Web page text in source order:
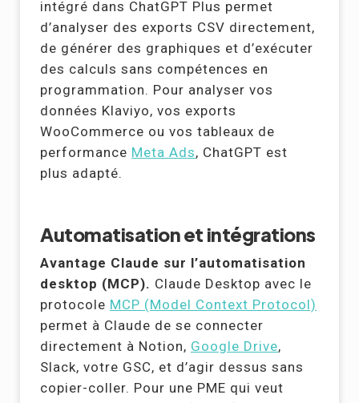
intégré dans ChatGPT Plus permet
d’analyser des exports CSV directement,
de générer des graphiques et d’exécuter
des calculs sans compétences en
programmation. Pour analyser vos
données Klaviyo, vos exports
WooCommerce ou vos tableaux de
performance Meta Ads, ChatGPT est
plus adapté.
Automatisation et intégrations
Avantage Claude sur l’automatisation
desktop (MCP). Claude Desktop avec le
protocole MCP (Model Context Protocol)
permet à Claude de se connecter
directement à Notion, Google Drive,
Slack, votre GSC, et d’agir dessus sans
copier-coller. Pour une PME qui veut